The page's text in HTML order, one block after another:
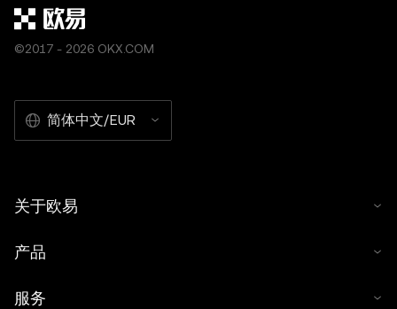
©2017 - 2026 OKX.COM
简体中文/EUR
关于欧易
产品
服务